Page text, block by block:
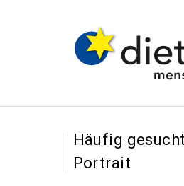
Häufig gesucht
Portrait